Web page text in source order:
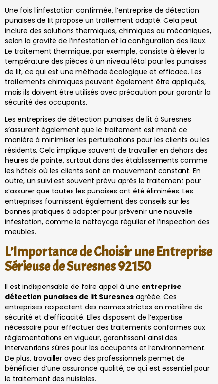
Une fois l’infestation confirmée, l’entreprise de détection
punaises de lit propose un traitement adapté. Cela peut
inclure des solutions thermiques, chimiques ou mécaniques,
selon la gravité de l’infestation et la configuration des lieux.
Le traitement thermique, par exemple, consiste à élever la
température des pièces à un niveau létal pour les punaises
de lit, ce qui est une méthode écologique et efficace. Les
traitements chimiques peuvent également être appliqués,
mais ils doivent être utilisés avec précaution pour garantir la
sécurité des occupants.
Les entreprises de détection punaises de lit à Suresnes
s’assurent également que le traitement est mené de
manière à minimiser les perturbations pour les clients ou les
résidents. Cela implique souvent de travailler en dehors des
heures de pointe, surtout dans des établissements comme
les hôtels où les clients sont en mouvement constant. En
outre, un suivi est souvent prévu après le traitement pour
s’assurer que toutes les punaises ont été éliminées. Les
entreprises fournissent également des conseils sur les
bonnes pratiques à adopter pour prévenir une nouvelle
infestation, comme le nettoyage régulier et l’inspection des
meubles.
L’Importance de Choisir une Entreprise
Sérieuse de Suresnes 92150
Il est indispensable de faire appel à une entreprise
détection punaises de lit Suresnes agréée. Ces
entreprises respectent des normes strictes en matière de
sécurité et d’efficacité. Elles disposent de l’expertise
nécessaire pour effectuer des traitements conformes aux
réglementations en vigueur, garantissant ainsi des
interventions sûres pour les occupants et l’environnement.
De plus, travailler avec des professionnels permet de
bénéficier d’une assurance qualité, ce qui est essentiel pour
le traitement des nuisibles.